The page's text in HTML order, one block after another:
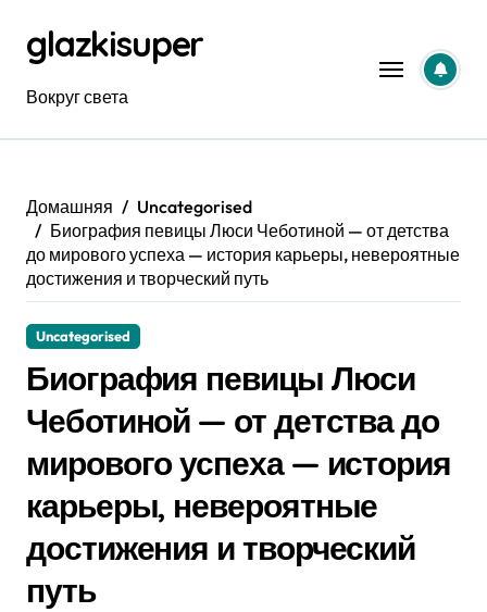
содержанию
glazkisuper
Вокруг света
Домашняя
Uncategorised
Биография певицы Люси Чеботиной — от детства
до мирового успеха — история карьеры, невероятные
достижения и творческий путь
Uncategorised
Биография певицы Люси
Чеботиной — от детства до
мирового успеха — история
карьеры, невероятные
достижения и творческий
путь